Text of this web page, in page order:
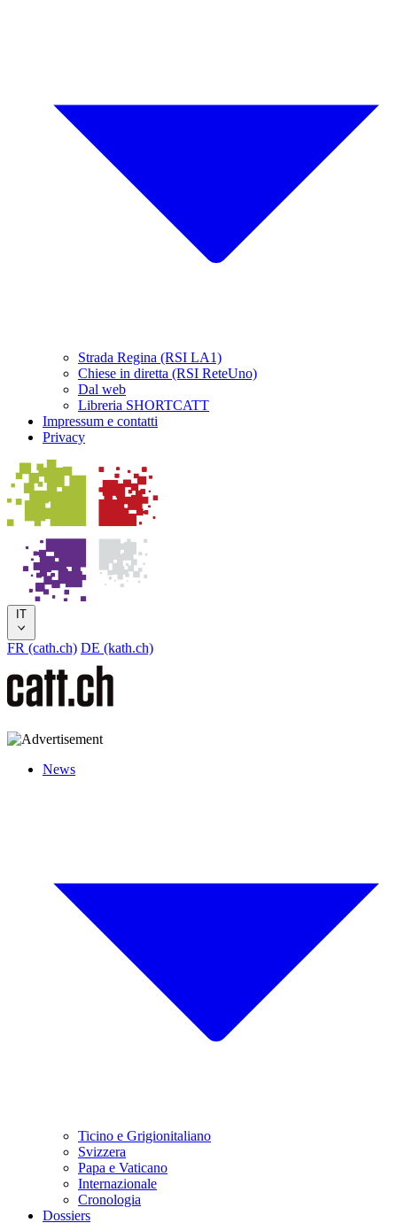
Strada Regina (RSI LA1)
Chiese in diretta (RSI ReteUno)
Dal web
Libreria SHORTCATT
Impressum e contatti
Privacy
IT
FR (cath.ch) DE (kath.ch)
News
Ticino e Grigionitaliano
Svizzera
Papa e Vaticano
Internazionale
Cronologia
Dossiers